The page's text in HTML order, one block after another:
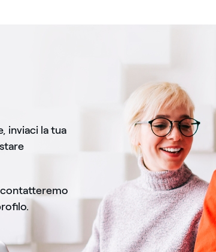
inviaci la tua